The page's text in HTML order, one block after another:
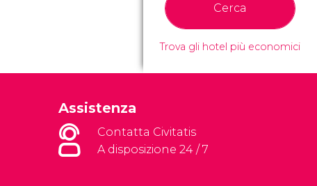
Cerca
Trova gli hotel più economici
Assistenza
Contatta Civitatis
A disposizione 24 / 7